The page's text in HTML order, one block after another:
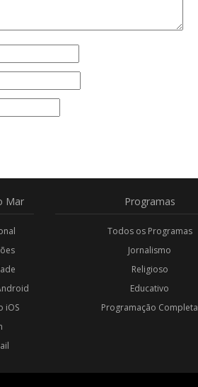
Mar
iOS
Programas
Todos os Programas
Jornalismo
Religioso
Educativo
Programação Completa